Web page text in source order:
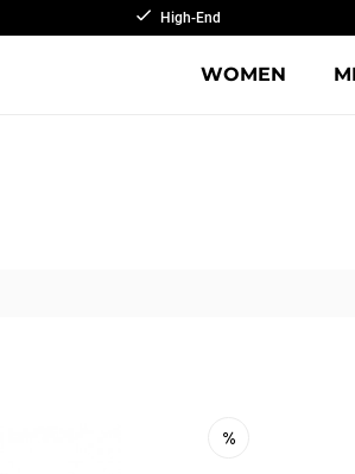
High-End
WOMEN